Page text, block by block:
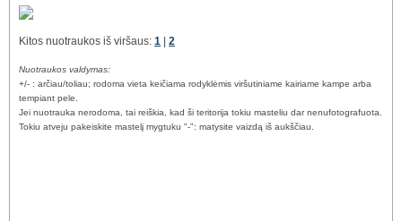
Kitos nuotraukos iš viršaus: 1 2
Nuotraukos valdymas:
+/- : arčiau/toliau; rodoma vieta keičiama rodyklėmis viršutiniame kairiame kampe arba
tempiant pele.
Jei nuotrauka nerodoma, tai reiškia, kad ši teritorija tokiu masteliu dar nenufotografuota.
Tokiu atveju pakeiskite mastelį mygtuku "-": matysite vaizdą iš aukščiau.